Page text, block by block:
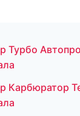
Турбо
Карбюратор